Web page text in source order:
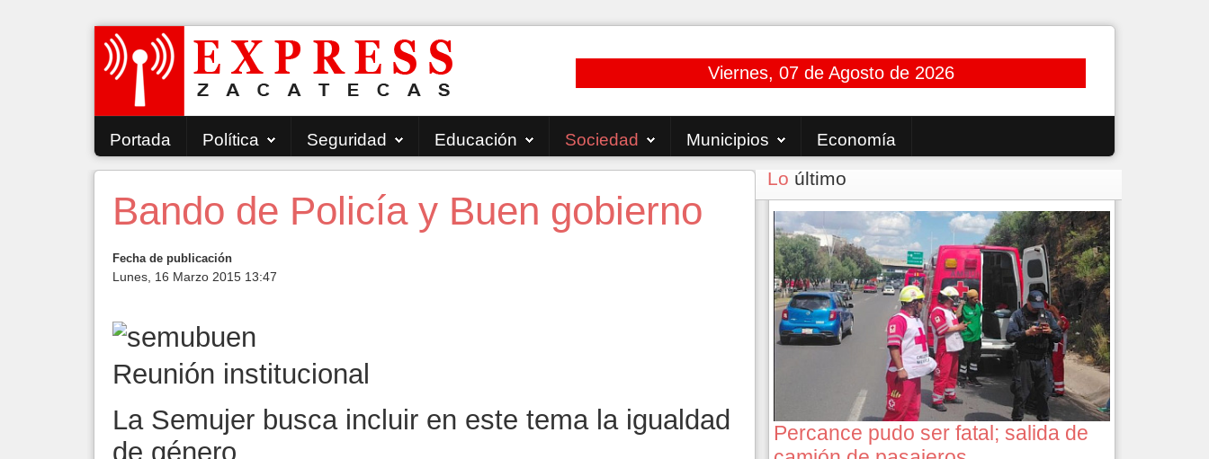
Viernes, 07 de Agosto de 2026
Portada Política Seguridad Educación Sociedad Municipios Economía
Bando de Policía y Buen gobierno
Fecha de publicación
Lunes, 16 Marzo 2015 13:47
Reunión institucional
La Semujer busca incluir en este tema la igualdad
de género
Lo último
Percance pudo ser fatal; salida de